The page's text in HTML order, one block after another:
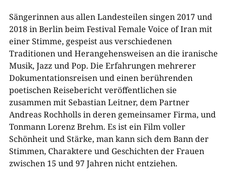
Sängerinnen aus allen Landesteilen singen 2017 und
2018 in Berlin beim Festival Female Voice of Iran mit
einer Stimme, gespeist aus verschiedenen
Traditionen und Herangehensweisen an die iranische
Musik, Jazz und Pop. Die Erfahrungen mehrerer
Dokumentationsreisen und einen berührenden
poetischen Reisebericht veröffentlichen sie
zusammen mit Sebastian Leitner, dem Partner
Andreas Rochholls in deren gemeinsamer Firma, und
Tonmann Lorenz Brehm. Es ist ein Film voller
Schönheit und Stärke, man kann sich dem Bann der
Stimmen, Charaktere und Geschichten der Frauen
zwischen 15 und 97 Jahren nicht entziehen.